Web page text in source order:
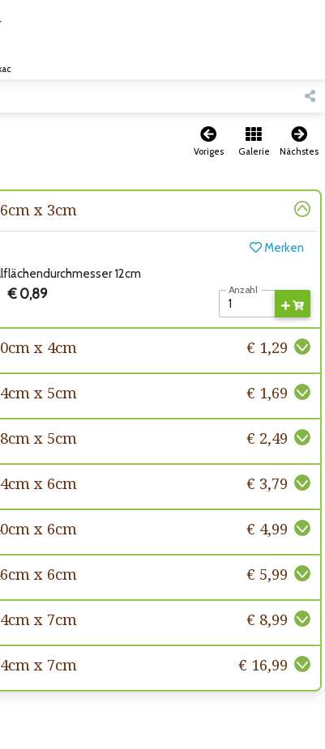
Voriges Galerie Nächstes
x 3cm
Merken
12cm
€ 0,89 Anzahl
x 4cm € 1,29
x 5cm € 1,69
x 5cm € 2,49
x 6cm € 3,79
x 6cm € 4,99
x 6cm € 5,99
x 7cm € 8,99
x 7cm € 16,99